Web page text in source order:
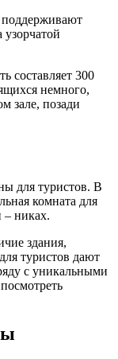
составляет 300
немного,
зале, позади
для туристов. В
комната для
– никах.
здания,
туристов дают
с уникальными